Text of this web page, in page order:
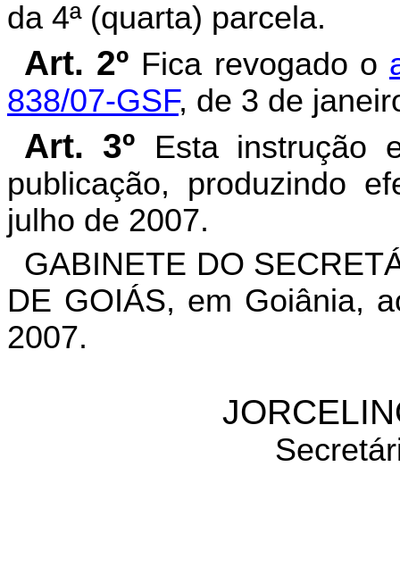
da 4ª (quarta) parcela.
Art. 2º Fica revogado o
838/07-GSF, de 3 de
Art. 3º
Esta instrução
publicação, produzindo
julho de 2007.
GABINETE DO
DE GOIÁS, em Goiânia,
2007.